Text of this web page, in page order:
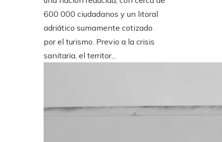
600 000 ciudadanos y un litoral
adriático sumamente cotizado
por el turismo. Previo a la crisis
sanitaria, el territor...